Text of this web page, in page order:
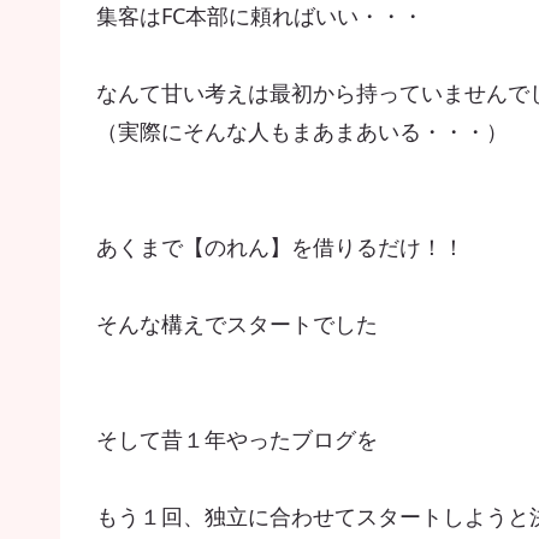
集客はFC本部に頼ればいい・・・
なんて甘い考えは最初から持っていませんで
（実際にそんな人もまあまあいる・・・）
あくまで【のれん】を借りるだけ！！
そんな構えでスタートでした
そして昔１年やったブログを
もう１回、独立に合わせてスタートしようと